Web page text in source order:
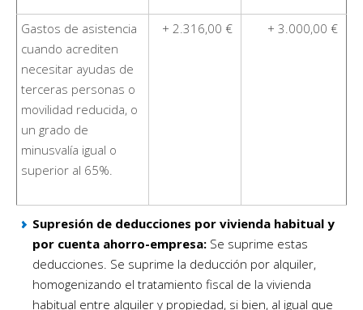
Gastos de asistencia
cuando acrediten
necesitar ayudas de
terceras personas o
movilidad reducida, o
un grado de
minusvalía igual o
superior al 65%.
+ 2.316,00 € + 3.000,00 €
Supresión de deducciones por vivienda habitual y
por cuenta ahorro-empresa: Se suprime estas
deducciones. Se suprime la deducción por alquiler,
homogenizando el tratamiento fiscal de la vivienda
habitual entre alquiler y propiedad, si bien, al igual que